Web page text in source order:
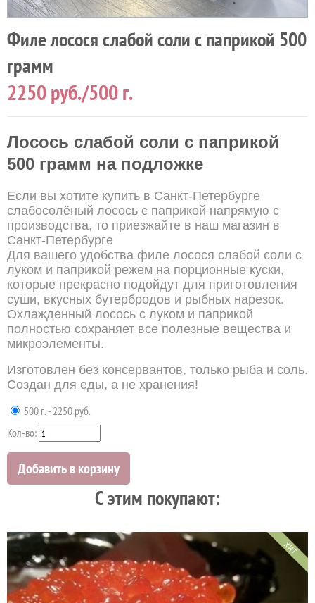
Филе лосося слабой соли с паприкой 500
грамм
2250руб./500 г.
Лосось слабой соли с паприкой
500 грамм на подложке
Если вы хотите купить в Санкт-Петербурге
слабосолёный лосось с паприкой напрямую с
производства, то приезжайте в наш магазин в
Санкт-Петербурге
Для вашего удобства филе лосося слабой соли с
луком и паприкой режем на порционные куски,
которые прекрасно подойдут для приготовления
суши, вкусных бутербродов и рыбных нарезок.
Охлажденный лосось с луком и паприкой
полностью сохраняет все полезные вещества и
микроэлементы.
Изготовлен без консервантов, только рыба и соль.
Создан для еды, а не хранения!
500 г. - 2250 руб.
Кол-во:
Добавить в корзину
C этим покупают:
ХИТ